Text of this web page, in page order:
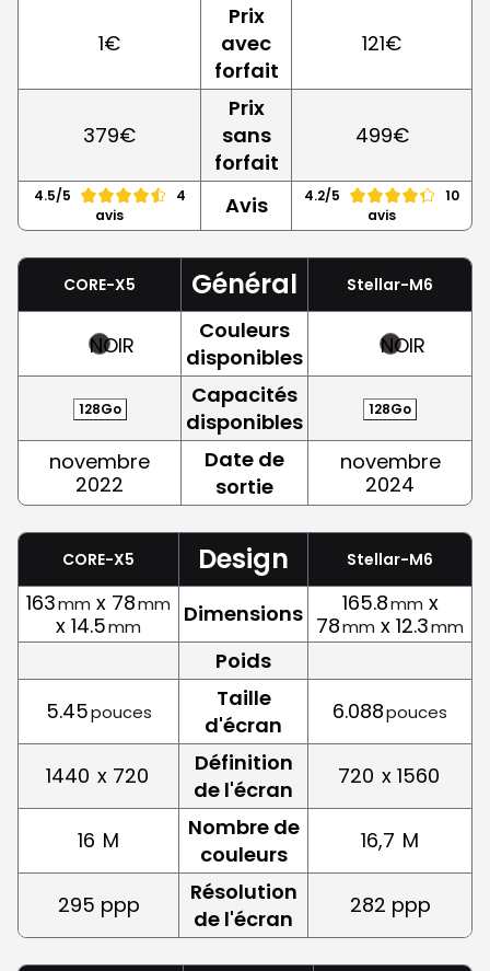
1€
Prix
avec
forfait
121€
379€
Prix
sans
forfait
499€
4.5/5
4
avis
Avis 4.2/5
10
avis
CORE-X5 Général Stellar-M6
NOIR
Couleurs
disponibles
NOIR
128Go
Capacités
disponibles
128Go
novembre
2022
Date de
sortie
novembre
2024
CORE-X5 Design Stellar-M6
163mm x 78mm
x 14.5mm Dimensions 165.8mm x
78mm x 12.3mm
Poids
5.45pouces
Taille
d'écran
6.088pouces
1440 x 720
Définition
de l'écran
720 x 1560
16 M
Nombre de
couleurs
16,7 M
295 ppp
Résolution
de l'écran
282 ppp